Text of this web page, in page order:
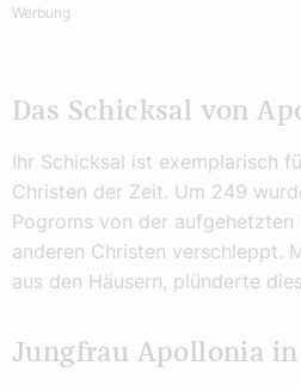
Werbung
Das Schicksal von
Ihr Schicksal ist exemplarisch
Christen der Zeit. Um 249
Pogroms von der aufgehetzten
anderen Christen verschleppt.
aus den Häusern, plünderte
Jungfrau Apollonia in